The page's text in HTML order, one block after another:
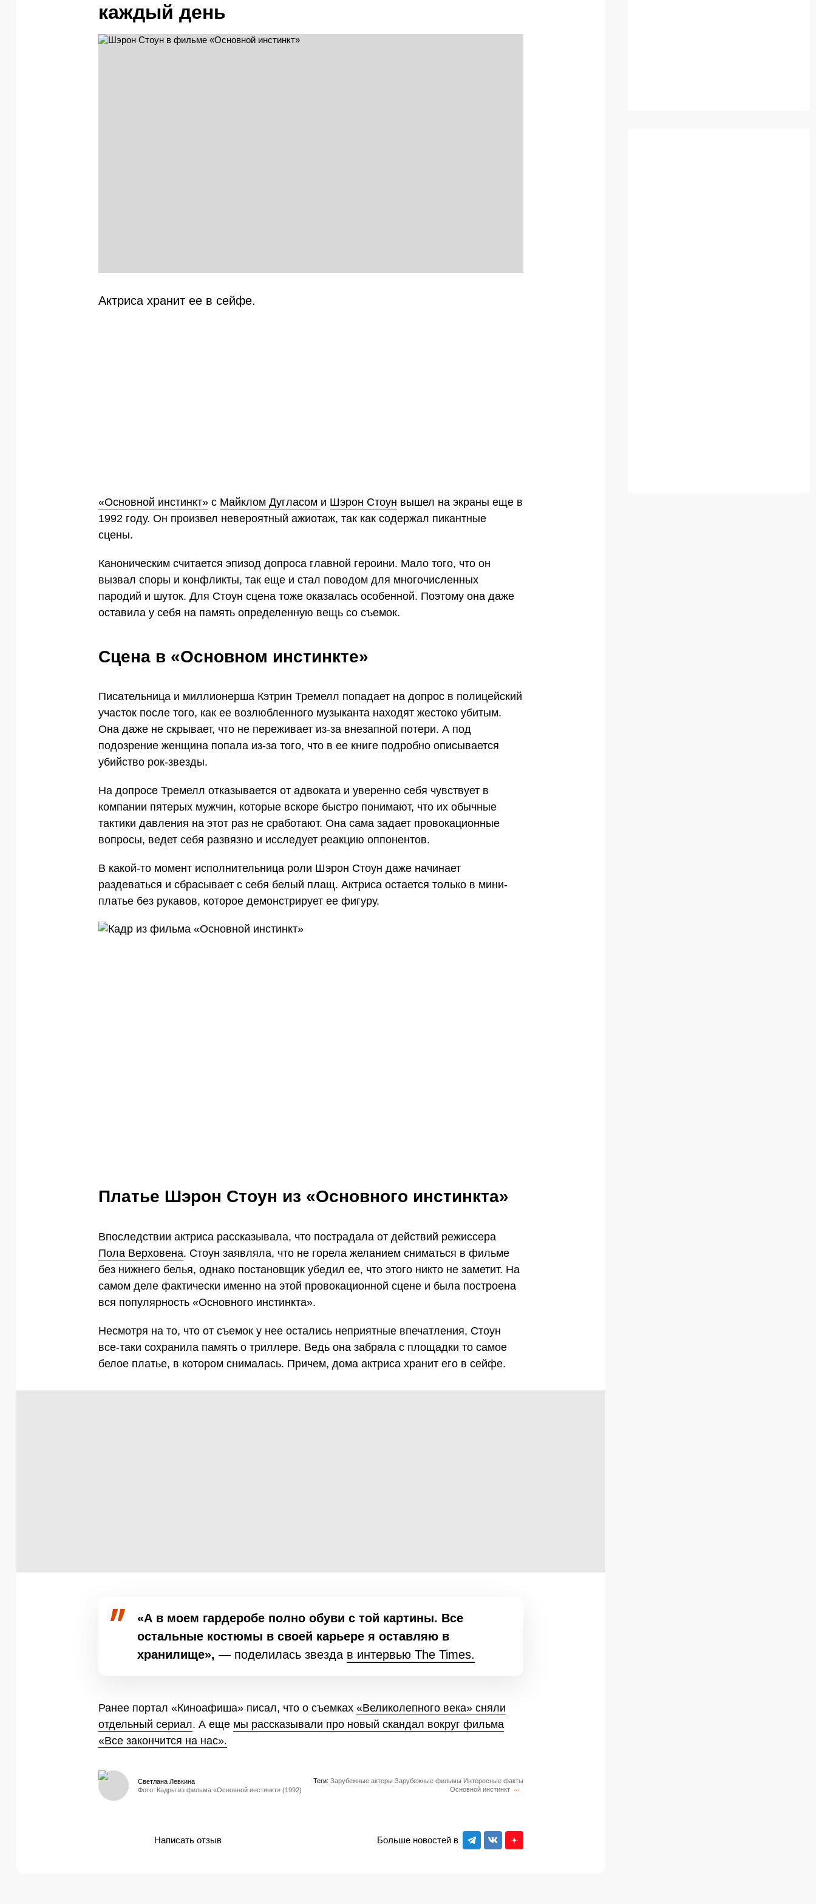
каждый день
Актриса хранит ее в сейфе.
«Основной инстинкт» с Майклом Дугласом и Шэрон Стоун вышел на экраны еще в
1992 году. Он произвел невероятный ажиотаж, так как содержал пикантные
сцены.
Каноническим считается эпизод допроса главной героини. Мало того, что он
вызвал споры и конфликты, так еще и стал поводом для многочисленных
пародий и шуток. Для Стоун сцена тоже оказалась особенной. Поэтому она даже
оставила у себя на память определенную вещь со съемок.
Сцена в «Основном инстинкте»
Писательница и миллионерша Кэтрин Тремелл попадает на допрос в полицейский
участок после того, как ее возлюбленного музыканта находят жестоко убитым.
Она даже не скрывает, что не переживает из-за внезапной потери. А под
подозрение женщина попала из-за того, что в ее книге подробно описывается
убийство рок-звезды.
На допросе Тремелл отказывается от адвоката и уверенно себя чувствует в
компании пятерых мужчин, которые вскоре быстро понимают, что их обычные
тактики давления на этот раз не сработают. Она сама задает провокационные
вопросы, ведет себя развязно и исследует реакцию оппонентов.
В какой-то момент исполнительница роли Шэрон Стоун даже начинает
раздеваться и сбрасывает с себя белый плащ. Актриса остается только в мини-
платье без рукавов, которое демонстрирует ее фигуру.
Платье Шэрон Стоун из «Основного инстинкта»
Впоследствии актриса рассказывала, что пострадала от действий режиссера
Пола Верховена. Стоун заявляла, что не горела желанием сниматься в фильме
без нижнего белья, однако постановщик убедил ее, что этого никто не заметит. На
самом деле фактически именно на этой провокационной сцене и была построена
вся популярность «Основного инстинкта».
Несмотря на то, что от съемок у нее остались неприятные впечатления, Стоун
все-таки сохранила память о триллере. Ведь она забрала с площадки то самое
белое платье, в котором снималась. Причем, дома актриса хранит его в сейфе.
«А в моем гардеробе полно обуви с той картины. Все
остальные костюмы в своей карьере я оставляю в
хранилище», — поделилась звезда в интервью The Times.
Ранее портал «Киноафиша» писал, что о съемках «Великолепного века» сняли
отдельный сериал. А еще мы рассказывали про новый скандал вокруг фильма
«Все закончится на нас».
Фото: Кадры из фильма «Основной инстинкт» (1992)
Светлана Левкина Теги: Зарубежные актеры Зарубежные фильмы Интересные факты
Основной инстинкт
Больше новостей в
Написать отзыв